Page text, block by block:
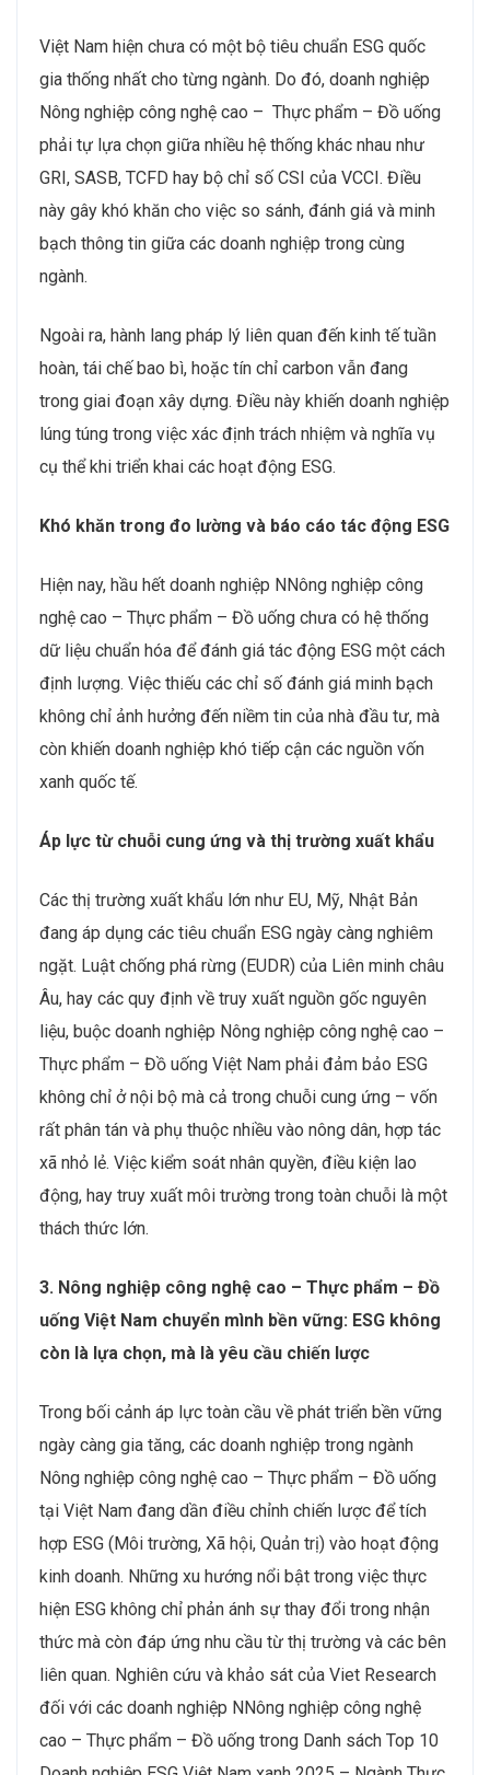
Việt Nam hiện chưa có một bộ tiêu chuẩn ESG quốc
gia thống nhất cho từng ngành. Do đó, doanh nghiệp
Nông nghiệp công nghệ cao – Thực phẩm – Đồ uống
phải tự lựa chọn giữa nhiều hệ thống khác nhau như
GRI, SASB, TCFD hay bộ chỉ số CSI của VCCI. Điều
này gây khó khăn cho việc so sánh, đánh giá và minh
bạch thông tin giữa các doanh nghiệp trong cùng
ngành.
Ngoài ra, hành lang pháp lý liên quan đến kinh tế tuần
hoàn, tái chế bao bì, hoặc tín chỉ carbon vẫn đang
trong giai đoạn xây dựng. Điều này khiến doanh nghiệp
lúng túng trong việc xác định trách nhiệm và nghĩa vụ
cụ thể khi triển khai các hoạt động ESG.
Khó khăn trong đo lường và báo cáo tác động ESG
Hiện nay, hầu hết doanh nghiệp NNông nghiệp công
nghệ cao – Thực phẩm – Đồ uống chưa có hệ thống
dữ liệu chuẩn hóa để đánh giá tác động ESG một cách
định lượng. Việc thiếu các chỉ số đánh giá minh bạch
không chỉ ảnh hưởng đến niềm tin của nhà đầu tư, mà
còn khiến doanh nghiệp khó tiếp cận các nguồn vốn
xanh quốc tế.
Áp lực từ chuỗi cung ứng và thị trường xuất khẩu
Các thị trường xuất khẩu lớn như EU, Mỹ, Nhật Bản
đang áp dụng các tiêu chuẩn ESG ngày càng nghiêm
ngặt. Luật chống phá rừng (EUDR) của Liên minh châu
Âu, hay các quy định về truy xuất nguồn gốc nguyên
liệu, buộc doanh nghiệp Nông nghiệp công nghệ cao –
Thực phẩm – Đồ uống Việt Nam phải đảm bảo ESG
không chỉ ở nội bộ mà cả trong chuỗi cung ứng – vốn
rất phân tán và phụ thuộc nhiều vào nông dân, hợp tác
xã nhỏ lẻ. Việc kiểm soát nhân quyền, điều kiện lao
động, hay truy xuất môi trường trong toàn chuỗi là một
thách thức lớn.
3. Nông nghiệp công nghệ cao – Thực phẩm – Đồ
uống Việt Nam chuyển mình bền vững: ESG không
còn là lựa chọn, mà là yêu cầu chiến lược
Trong bối cảnh áp lực toàn cầu về phát triển bền vững
ngày càng gia tăng, các doanh nghiệp trong ngành
Nông nghiệp công nghệ cao – Thực phẩm – Đồ uống
tại Việt Nam đang dần điều chỉnh chiến lược để tích
hợp ESG (Môi trường, Xã hội, Quản trị) vào hoạt động
kinh doanh. Những xu hướng nổi bật trong việc thực
hiện ESG không chỉ phản ánh sự thay đổi trong nhận
thức mà còn đáp ứng nhu cầu từ thị trường và các bên
liên quan. Nghiên cứu và khảo sát của Viet Research
đối với các doanh nghiệp NNông nghiệp công nghệ
cao – Thực phẩm – Đồ uống trong Danh sách Top 10